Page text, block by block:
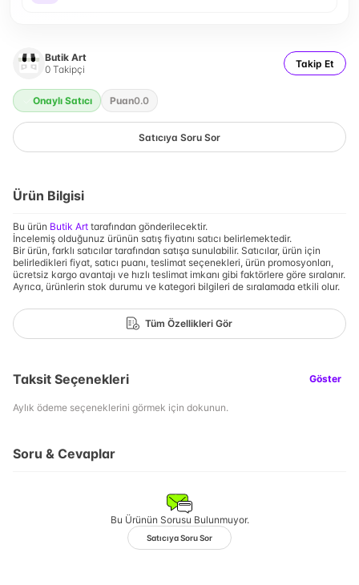
Butik Art
0 Takipçi Takip Et
Onaylı Satıcı Puan0.0
Satıcıya Soru Sor
Ürün Bilgisi
Bu ürün Butik Art tarafından gönderilecektir.
İncelemiş olduğunuz ürünün satış fiyatını satıcı belirlemektedir.
Bir ürün, farklı satıcılar tarafından satışa sunulabilir. Satıcılar, ürün için
belirledikleri fiyat, satıcı puanı, teslimat seçenekleri, ürün promosyonları,
ücretsiz kargo avantajı ve hızlı teslimat imkanı gibi faktörlere göre sıralanır.
Ayrıca, ürünlerin stok durumu ve kategori bilgileri de sıralamada etkili olur.
Tüm Özellikleri Gör
Taksit Seçenekleri Göster
Aylık ödeme seçeneklerini görmek için dokunun.
Soru & Cevaplar
Bu Ürünün Sorusu Bulunmuyor.
Satıcıya Soru Sor